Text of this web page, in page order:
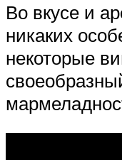
Во вкусе и
никаких
некоторые